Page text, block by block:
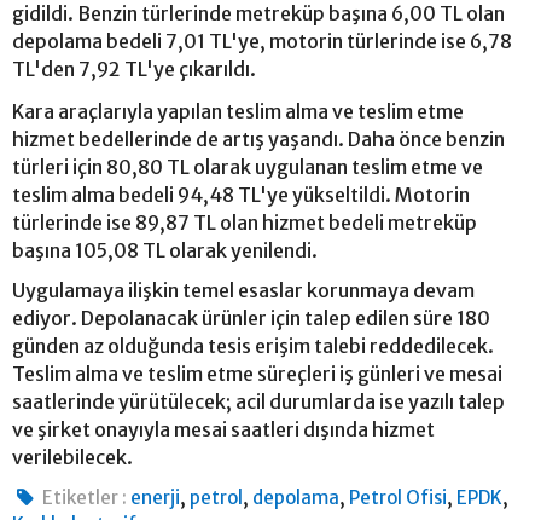
gidildi. Benzin türlerinde metreküp başına 6,00 TL olan
depolama bedeli 7,01 TL'ye, motorin türlerinde ise 6,78
TL'den 7,92 TL'ye çıkarıldı.
Kara araçlarıyla yapılan teslim alma ve teslim etme
hizmet bedellerinde de artış yaşandı. Daha önce benzin
türleri için 80,80 TL olarak uygulanan teslim etme ve
teslim alma bedeli 94,48 TL'ye yükseltildi. Motorin
türlerinde ise 89,87 TL olan hizmet bedeli metreküp
başına 105,08 TL olarak yenilendi.
Uygulamaya ilişkin temel esaslar korunmaya devam
ediyor. Depolanacak ürünler için talep edilen süre 180
günden az olduğunda tesis erişim talebi reddedilecek.
Teslim alma ve teslim etme süreçleri iş günleri ve mesai
saatlerinde yürütülecek; acil durumlarda ise yazılı talep
ve şirket onayıyla mesai saatleri dışında hizmet
verilebilecek.
Etiketler : enerji, petrol , depolama, Petrol Ofisi, EPDK,